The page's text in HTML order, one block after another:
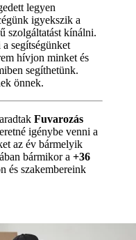
legyen
igyekszik a
szolgáltatást kínálni.
segítségünket
hívjon minket és
segíthetünk.
önnek.
Fuvarozás
igénybe venni a
az év bármelyik
bármikor a +36
és szakembereink